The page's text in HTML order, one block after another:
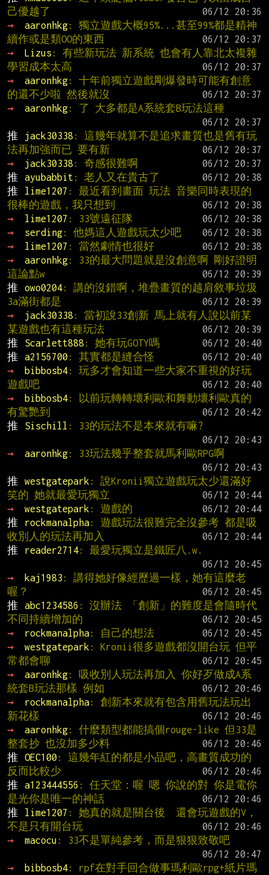
己優越了
→
aaronhkg: 獨立遊戲大概95%...甚至99%都是精神
續作或是類OO的東西
→
Lizus : 有些新玩法 新系統 也會有人靠北太複雜
學習成本太高
→
aaronhkg: 十年前獨立遊戲剛爆發時可能有創意
的還不少啦 然後就沒
→
aaronhkg: 了 大多都是A系統套B玩法這種
推
jack30338 : 這幾年就算不是追求畫質也是舊有玩
法再加強而已 要有新
→
jack30338 : 奇感很難啊
推
ayubabbit : 老人又在貴古了
推
lime1207 : 最近看到畫面 玩法 音樂同時表現的
很棒的遊戲，我只想到
→
lime1207 : 33號遠征隊
→
serding: 他媽這人遊戲玩太少吧
→
lime1207 : 當然劇情也很好
→
aaronhkg: 33的最大問題就是沒創意啊 剛好證明
這論點w
推
owo0204: 講的沒錯啊，堆疊畫質的越肩敘事垃圾
3a滿街都是
→
jack30338 : 當初說33創新 馬上就有人說以前某
某遊戲也有這種玩法
推
Scarlett888 : 她有玩GOTY嗎
推
a2156700 : 其實都是縫合怪
→
bibbosb4: 玩多才會知道一些大家不重視的好玩
遊戲吧
→
bibbosb4: 以前玩轉轉壞利歐和舞動壞利歐真的
有驚艷到
推
Sischill : 33的玩法不是本來就有嘛?
→
aaronhkg: 33玩法幾乎整套就馬利歐RPG啊
推
westgatepark : 說Kronii獨立遊戲玩太少還滿好
笑的 她就最愛玩獨立
→
westgatepark : 遊戲的
推
rockmanalpha: 遊戲玩法很難完全沒參考 都是吸
收別人的玩法再加入
推
reader2714: 最愛玩獨立是鐵匠八.w.
→
kaj1983 : 講得她好像經歷過一樣，她有這麼老
喔？
推
abc1234586 : 沒辦法 「創新」的難度是會隨時代
不同持續增加的
→
rockmanalpha: 自己的想法
→
westgatepark : Kronii很多遊戲都沒開台玩 但平
常都會聊
→
aaronhkg: 吸收別人玩法再加入 你好歹做成A系
統套B玩法那樣 例如
→
rockmanalpha: 創新本來就有包含用舊玩法玩出
新花樣
→
aaronhkg: 什麼類型都能搞個rouge-like 但33是
整套抄 也沒加多少料
推
OEC100 : 這幾年紅的都是小品吧，高畫質成功的
反而比較少
推
a123444556 : 任天堂：喔 嗯 你說的對 你是電你
是光你是唯一的神話
推
lime1207 : 她真的就是關台後  還會玩遊戲的V，
不是只有開台玩
→
macocu : 33不是單純參考，而是狠狠致敬吧
→
bibbosb4: rpf在對手回合做事瑪利歐rpg+紙片瑪